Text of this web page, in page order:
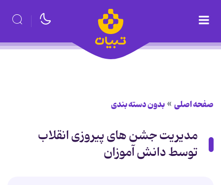
صفحه اصلی بدون دسته بندی
مدیریت جشن های پیروزی انقلاب
توسط دانش آموزان